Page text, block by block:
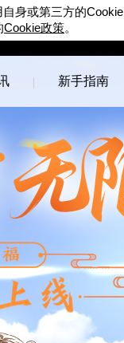
新手指南
身或第三方的Cookie
Cookie政策。